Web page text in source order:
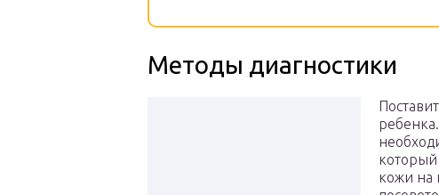
Методы диагностики
кожи на